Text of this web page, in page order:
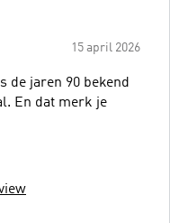
15 april 2026
de jaren 90 bekend
En dat merk je